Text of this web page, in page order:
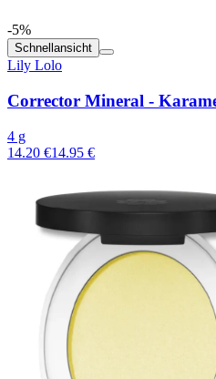
-5%
Schnellansicht
Lily Lolo
Corrector Mineral -
4 g
14.20 €14.95 €